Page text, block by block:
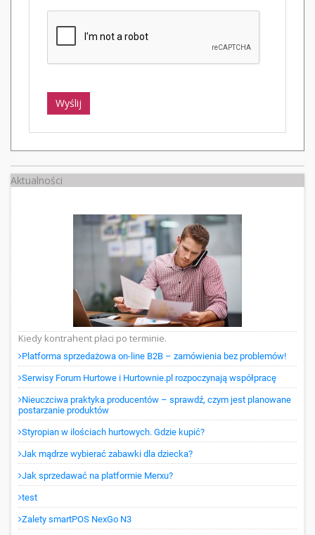
Wyślij
Aktualności
Kiedy kontrahent płaci po terminie.
Platforma sprzedażowa on-line B2B – zamówienia bez problemów!
Serwisy Forum Hurtowe i Hurtownie.pl rozpoczynają współpracę
Nieuczciwa praktyka producentów – sprawdź, czym jest planowane
postarzanie produktów
Styropian w ilościach hurtowych. Gdzie kupić?
Jak mądrze wybierać zabawki dla dziecka?
Jak sprzedawać na platformie Merxu?
test
Zalety smartPOS NexGo N3